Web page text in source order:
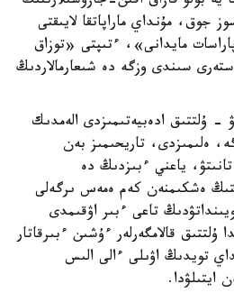
جوق، مۇنداي ماراپاتقا لايىقتى
مايدانى»، ءتىپتى «توزاق
سىندى وزگە دە شىعارمالاردىڭ
- ۇلتتىق ادەبيەتىمىزدى الەمدىك
ەلىمىزدى، تاريحىمىز بەن
ياعني ءبىزدىڭ دە
ەشكىمنەن كەم ەمەس ىرگەلى
تاعى ءبىر اۋقىمدى
ۇلتتىق قالامگەرلەر ءۇشىن ءبىرقاتار
تويدىڭ اۋىلى ءالى الىس
ايتىلۋدا.